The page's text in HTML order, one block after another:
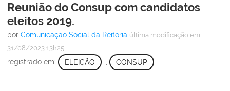
Reunião do Consup com candidatos
eleitos 2019.
por Comunicação Social da Reitoria última modificação em
31/08/2023 13h25
registrado em: ELEIÇÃO CONSUP